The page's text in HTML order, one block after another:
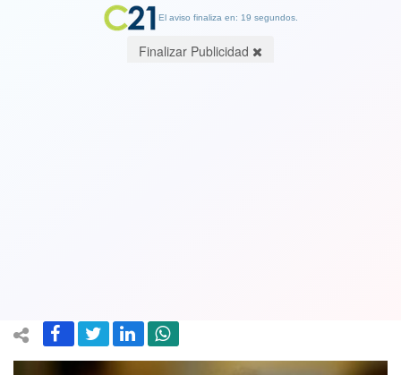
El aviso finaliza en: 19 segundos.
Finalizar Publicidad